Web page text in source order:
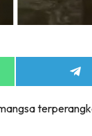
on